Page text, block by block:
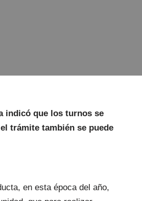
indicó que los turnos se
trámite también se puede
en esta época del año,